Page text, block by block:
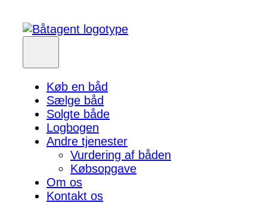
Køb en båd
Sælge båd
Solgte både
Logbogen
Andre tjenester
Vurdering af båden
Købsopgave
Om os
Kontakt os